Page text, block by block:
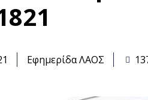
Εφημερίδα ΛΑΟΣ